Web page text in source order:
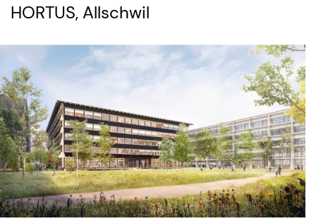
HORTUS, Allschwil